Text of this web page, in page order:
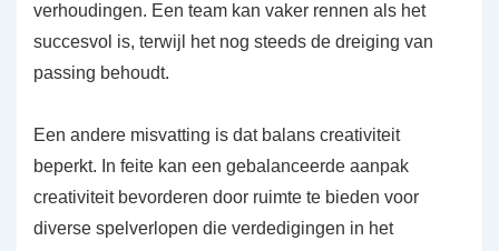
verhoudingen. Een team kan vaker rennen als het
succesvol is, terwijl het nog steeds de dreiging van
passing behoudt.
Een andere misvatting is dat balans creativiteit
beperkt. In feite kan een gebalanceerde aanpak
creativiteit bevorderen door ruimte te bieden voor
diverse spelverlopen die verdedigingen in het